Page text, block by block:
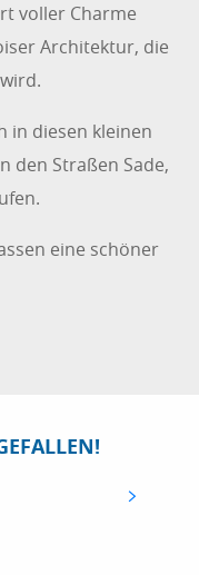
voller Charme
Architektur, die
in diesen kleinen
den Straßen Sade,
eine schöner